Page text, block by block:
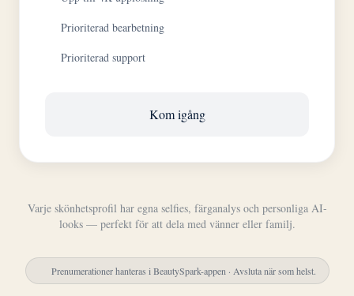
Prioriterad bearbetning
Prioriterad support
Kom igång
Varje skönhetsprofil har egna selfies, färganalys och personliga AI-
looks — perfekt för att dela med vänner eller familj.
Prenumerationer hanteras i BeautySpark-appen · Avsluta när som helst.